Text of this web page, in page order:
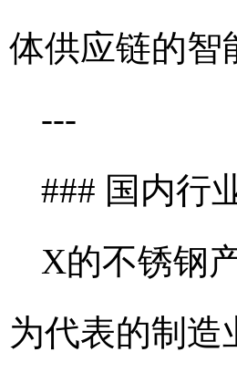
体供应链的智
---
### 国内行
X的不锈钢
为代表的制造